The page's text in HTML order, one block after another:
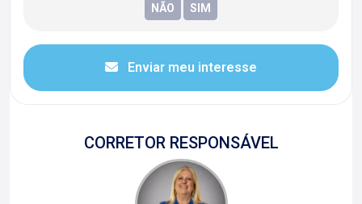
Enviar meu interesse
CORRETOR RESPONSÁVEL